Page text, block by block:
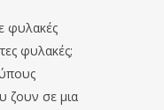
φυλακές
φυλακές;
ζουν σε μια